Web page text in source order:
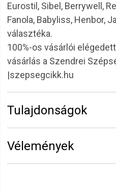
Eurostil, Sibel, Berrywell,
Fanola, Babyliss, Henbor,
választéka.
100%-os vásárlói
vásárlás a Szendrei
|szepsegcikk.hu
Tulajdonságok
Vélemények